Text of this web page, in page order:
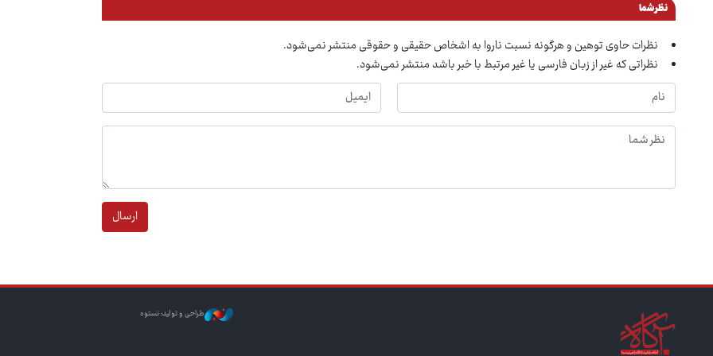
نظر شما
نظرات حاوی توهین و هرگونه نسبت ناروا به اشخاص حقیقی و حقوقی منتشر نمی‌شود.
نظراتی که غیر از زبان فارسی یا غیر مرتبط با خبر باشد منتشر نمی‌شود.
ارسال
طراحی و تولید: نستوه